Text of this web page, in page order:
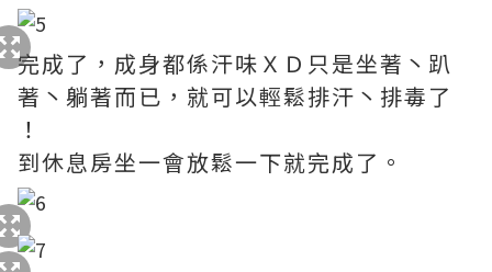
完成了，成身都係汗味ＸＤ只是坐著丶趴
著丶躺著而已，就可以輕鬆排汗丶排毒了
！
到休息房坐一會放鬆一下就完成了。